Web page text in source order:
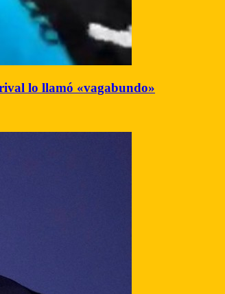
lo llamó «vagabundo»